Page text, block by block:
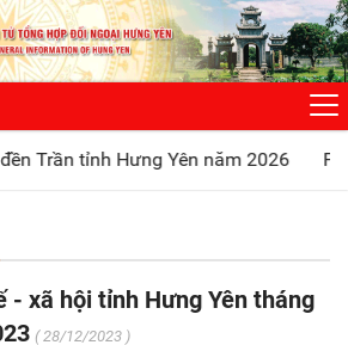
Hưng Yên năm 2026 Phát huy
- xã hội tỉnh Hưng Yên tháng
( 28/12/2023 )